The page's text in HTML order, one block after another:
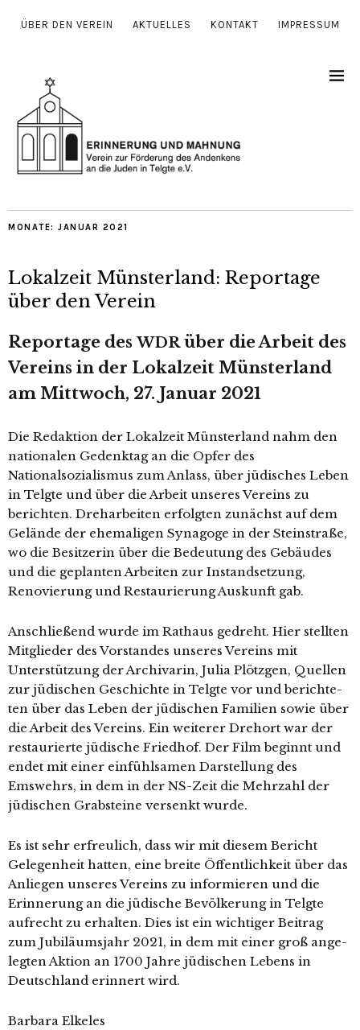
ÜBER DEN VEREIN AKTUELLES KONTAKT IMPRESSUM
MONATE: JANUAR 2021
Lokalzeit Münsterland: Reportage
über den Verein
Reportage desWDRüber die Arbeit des
Vereins in der Lokalzeit Münsterland
am Mittwoch, 27. Januar 2021
Die Redaktion der Lokalzeit Münsterland nahm den
natio­na­len Gedenktag an die Opfer des
Nationalsozialismus zum Anlass, über jüdi­sches Leben
in Telgte und über die Arbeit unse­res Vereins zu
berich­ten. Dreharbeiten erfolg­ten zunächst auf dem
Gelände der ehe­ma­li­gen Synagoge in der Steinstraße,
wo die Besitzerin über die Bedeutung des Gebäudes
und die geplan­ten Arbeiten zur Instandsetzung,
Renovierung und Restaurierung Auskunft gab.
Anschließend wur­de im Rathaus gedreht. Hier stell­ten
Mitglieder des Vorstandes unse­res Vereins mit
Unterstützung der Archivarin, Julia Plötzgen, Quellen
zur jüdi­schen Geschichte in Telgte vor und berich­te­
ten über das Leben der jüdi­schen Familien sowie über
die Arbeit des Vereins. Ein wei­te­rer Drehort war der
restau­rier­te jüdi­sche Friedhof. Der Film beginnt und
endet mit einer ein­fühl­sa­men Darstellung des
Emswehrs, in dem in der NS-Zeit die Mehrzahl der
jüdi­schen Grabsteine ver­senkt wurde.
Es ist sehr erfreu­lich, dass wir mit die­sem Bericht
Gelegenheit hat­ten, eine brei­te Öffentlichkeit über das
Anliegen unse­res Vereins zu infor­mie­ren und die
Erinnerung an die jüdi­sche Bevölkerung in Telgte
auf­recht zu erhal­ten. Dies ist ein wich­ti­ger Beitrag
zum Jubiläumsjahr 2021, in dem mit einer groß ange­
leg­ten Aktion an 1700 Jahre jüdi­schen Lebens in
Deutschland erin­nert wird.
Barbara Elkeles